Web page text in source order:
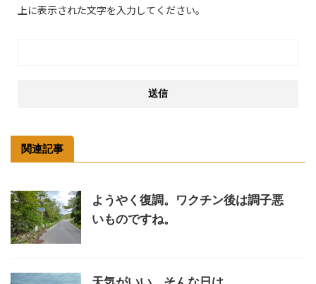
上に表示された文字を入力してください。
関連記事
ようやく復調。ワクチン後は調子悪
いものですね。